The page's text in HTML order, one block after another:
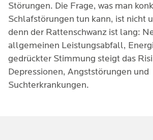
Störungen. Die Frage, was man
Schlafstörungen tun kann, ist nicht
denn der Rattenschwanz ist lang:
allgemeinen Leistungsabfall,
gedrückter Stimmung steigt das
Depressionen, Angststörungen und
Suchterkrankungen.